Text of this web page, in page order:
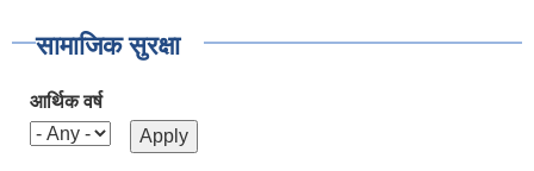
सामाजिक सुरक्षा
आर्थिक वर्ष